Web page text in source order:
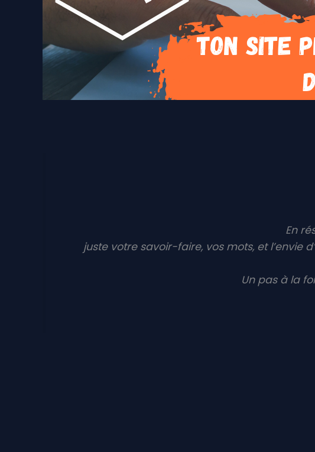
En
juste votre savoir-faire, vos mots, et l’envie
Un pas à la